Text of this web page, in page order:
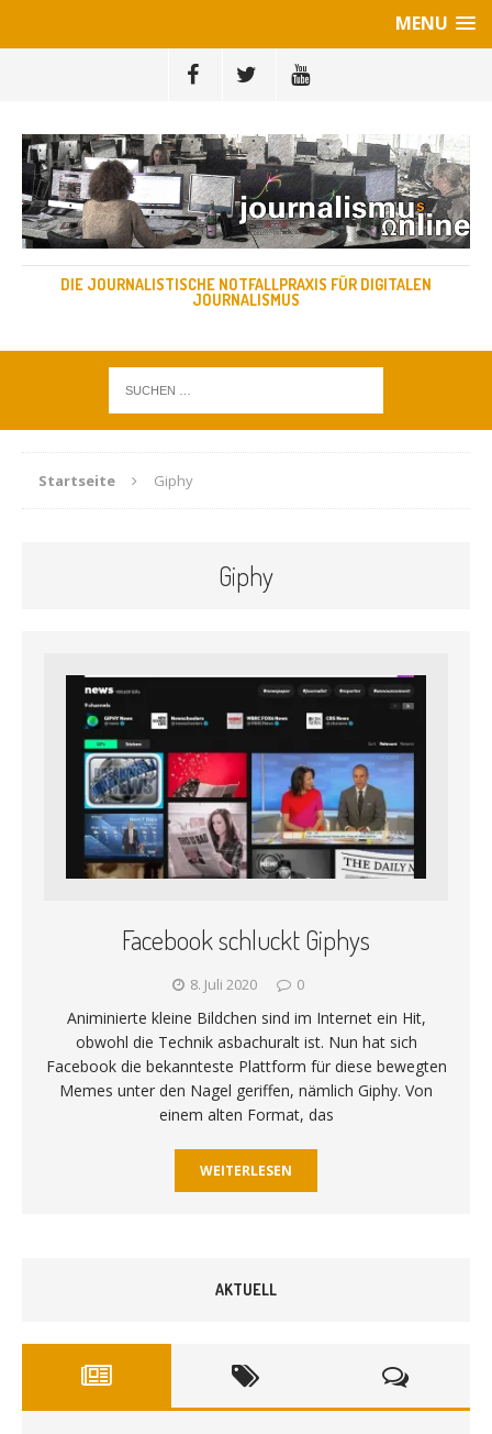
MENU
DIE JOURNALISTISCHE NOTFALLPRAXIS FÜR DIGITALEN
JOURNALISMUS
Startseite Giphy
Giphy
Facebook schluckt Giphys
8. Juli 2020 0
Animinierte kleine Bildchen sind im Internet ein Hit,
obwohl die Technik asbachuralt ist. Nun hat sich
Facebook die bekannteste Plattform für diese bewegten
Memes unter den Nagel geriffen, nämlich Giphy. Von
einem alten Format, das
WEITERLESEN
AKTUELL